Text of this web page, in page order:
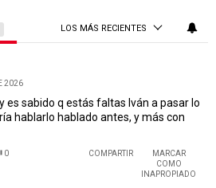
LOS MÁS RECIENTES
2026
es sabido q estás faltas Iván a pasar lo
hablarlo hablado antes, y más con
0 COMPARTIR
MARCAR
COMO
INAPROPIADO